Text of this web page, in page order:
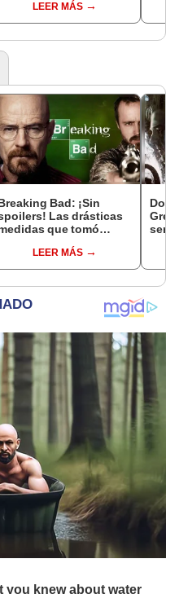
LEER MÁS
Bad: ¡Sin
Las drásticas
que tomó
filtraciones [VIDEO]
LEER MÁS
será